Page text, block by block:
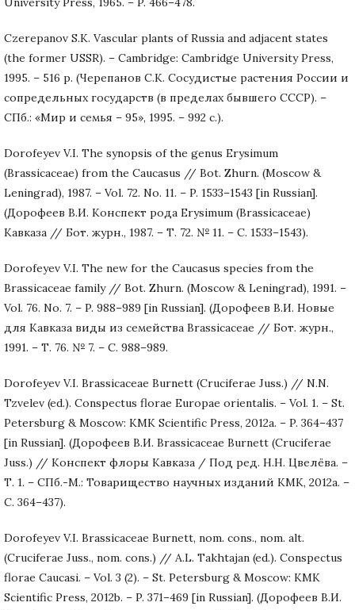
Czerepanov S.K. Vascular plants of Russia and adjacent states
(the former USSR). – Cambridge: Cambridge University Press,
1995. – 516 p. (Черепанов С.К. Сосудистые растения России и
сопредельных государств (в пределах бывшего СССР). –
СПб.: «Мир и семья – 95», 1995. – 992 с.).
Dorofeyev V.I. The synopsis of the genus Erysimum
(Brassicaceae) from the Caucasus // Bot. Zhurn. (Moscow &
Leningrad), 1987. – Vol. 72. No. 11. – P. 1533–1543 [in Russian].
(Дорофеев В.И. Конспект рода Erysimum (Brassicaceae)
Кавказа // Бот. журн., 1987. – Т. 72. № 11. – С. 1533–1543).
Dorofeyev V.I. The new for the Caucasus species from the
Brassicaceae family // Bot. Zhurn. (Moscow & Leningrad), 1991. –
Vol. 76. No. 7. – P. 988–989 [in Russian]. (Дорофеев В.И. Новые
для Кавказа виды из семейства Brassicaceae // Бот. журн.,
1991. – Т. 76. № 7. – С. 988–989.
Dorofeyev V.I. Brassicaceae Burnett (Cruciferae Juss.) // N.N.
Tzvelev (ed.). Conspectus florae Europae orientalis. – Vol. 1. – St.
Petersburg & Moscow: KMK Scientific Press, 2012a. – P. 364–437
[in Russian]. (Дорофеев В.И. Brassicaceae Burnett (Cruciferae
Juss.) // Конспект флоры Кавказа / Под ред. Н.Н. Цвелёва. –
Т. 1. – СПб.-М.: Товарищество научных изданий КМК, 2012а. –
С. 364–437).
Dorofeyev V.I. Brassicaceae Burnett, nom. cons., nom. alt.
(Cruciferae Juss., nom. cons.) // A.L. Takhtajan (ed.). Conspectus
florae Caucasi. – Vol. 3 (2). – St. Petersburg & Moscow: KMK
Scientific Press, 2012b. – P. 371–469 [in Russian]. (Дорофеев В.И.